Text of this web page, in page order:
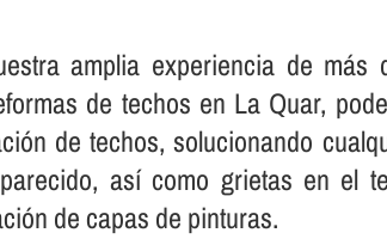
amplia experiencia de
de techos en La Quar,
de techos, solucionando
así­ como grietas en el
de capas de pinturas.